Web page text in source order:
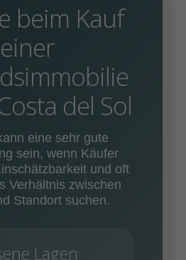
beim Kauf
einer
del Sol
eine sehr gute
sein, wenn Käufer
und oft
Verhältnis zwischen
Standort suchen.
Lagen